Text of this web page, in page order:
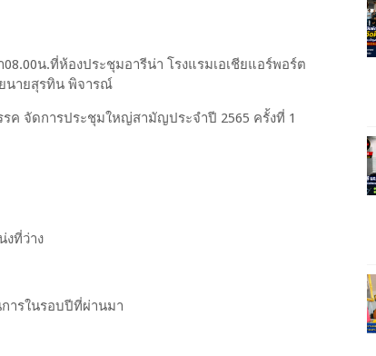
น.ที่ห้องประชุมอารีน่า โรงแรมเอเชียแอร์พอร์ต
นายสุรทิน พิจารณ์
จัดการประชุมใหญ่สามัญประจำปี 2565 ครั้งที่ 1
งที่ว่าง
การในรอบปีที่ผ่านมา